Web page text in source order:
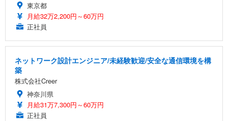
東京都
月給32万2,200円～60万円
正社員
ネットワーク設計エンジニア/未経験歓迎/安全な通信環境を構
築
株式会社Creer
神奈川県
月給31万7,300円～60万円
正社員